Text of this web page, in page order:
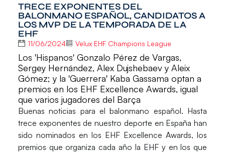
TRECE EXPONENTES DEL
BALONMANO ESPAÑOL, CANDIDATOS A
LOS MVP DE LA TEMPORADA DE LA
EHF
11/06/2024 Velux EHF Champions League
Los 'Hispanos' Gonzalo Pérez de Vargas,
Sergey Hernández, Alex Dujshebaev y Aleix
Gómez; y la 'Guerrera' Kaba Gassama optan a
premios en los EHF Excellence Awards, igual
que varios jugadores del Barça
Buenas noticias para el balonmano español. Hasta
trece exponentesde nuestro deporte en Españahan
sido nominados en los EHF Excellence Awards, los
premios que organiza cada año la EHF y en los que